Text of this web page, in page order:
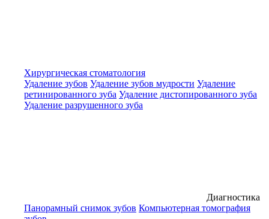
Хирургическая стоматология
Удаление зубов Удаление зубов мудрости Удаление
ретинированного зуба Удаление дистопированного зуба
Удаление разрушенного зуба
Диагностика
Панорамный снимок зубов Компьютерная томография